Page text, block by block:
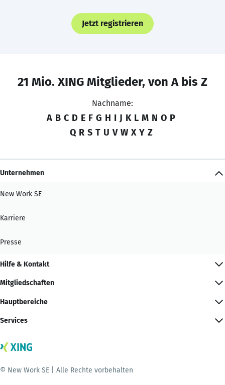
Jetzt registrieren
21 Mio. XING Mitglieder, von A bis Z
Nachname:
A B C D E F G H I J K L M N O P
Q R S T U V W X Y Z
Unternehmen
New Work SE
Karriere
Presse
Hilfe & Kontakt
Mitgliedschaften
Hauptbereiche
Services
© New Work SE | Alle Rechte vorbehalten